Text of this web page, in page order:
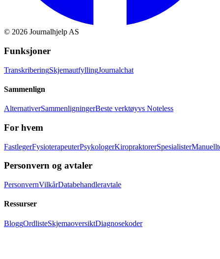
© 2026 Journalhjelp AS
Funksjoner
TranskriberingSkjemautfyllingJournalchat
Sammenlign
AlternativerSammenligningerBeste verktøyvs Noteless
For hvem
FastlegerFysioterapeuterPsykologerKiropraktorerSpesialister
Personvern og avtaler
PersonvernVilkårDatabehandleravtale
Ressurser
BloggOrdlisteSkjemaoversiktDiagnosekoder